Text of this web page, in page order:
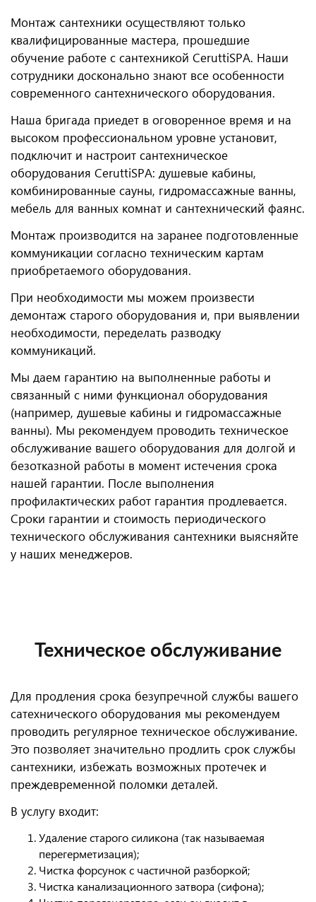
Монтаж сантехники осуществляют только
квалифицированные мастера, прошедшие
обучение работе с сантехникой CeruttiSPA. Наши
сотрудники досконально знают все особенности
современного сантехнического оборудования.
Наша бригада приедет в оговоренное время и на
высоком профессиональном уровне установит,
подключит и настроит сантехническое
оборудования CeruttiSPA: душевые кабины,
комбинированные сауны, гидромассажные ванны,
мебель для ванных комнат и сантехнический фаянс.
Монтаж производится на заранее подготовленные
коммуникации согласно техническим картам
приобретаемого оборудования.
При необходимости мы можем произвести
демонтаж старого оборудования и, при выявлении
необходимости, переделать разводку
коммуникаций.
Мы даем гарантию на выполненные работы и
связанный с ними функционал оборудования
(например, душевые кабины и гидромассажные
ванны). Мы рекомендуем проводить техническое
обслуживание вашего оборудования для долгой и
безотказной работы в момент истечения срока
нашей гарантии. После выполнения
профилактических работ гарантия продлевается.
Сроки гарантии и стоимость периодического
технического обслуживания сантехники выясняйте
у наших менеджеров.
Техническое обслуживание
Для продления срока безупречной службы вашего
сатехнического оборудования мы рекомендуем
проводить регулярное техническое обслуживание.
Это позволяет значительно продлить срок службы
сантехники, избежать возможных протечек и
преждевременной поломки деталей.
В услугу входит:
Удаление старого силикона (так называемая
перегерметизация);
Чистка форсунок с частичной разборкой;
Чистка канализационного затвора (сифона);